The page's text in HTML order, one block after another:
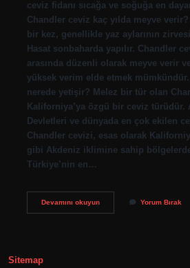
ceviz fidanı sıcağa ve soğuğa en
Chandler ceviz kaç yılda meyve verir?
bir kez, genellikle yaz aylarının
Hasat sonbaharda yapılır. Chandler
arasında düzenli olarak meyve verir
yüksek verim elde etmek
nerede yetişir? Melez bir tür olan
Kaliforniya’ya özgü bir ceviz türüdür.
Devletleri ve dünyada en çok ekilen
Chandler cevizi, esas olarak
gibi Akdeniz iklimine sahip
Türkiye’nin en…
Devamını okuyunChandler
Yorum Bırak
Sitemap